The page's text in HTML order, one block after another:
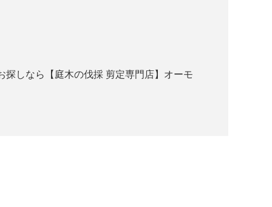
しなら【庭木の伐採 剪定専門店】オーモ